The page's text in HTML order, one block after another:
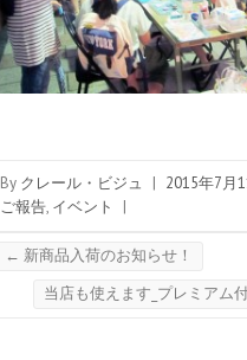
By クレール・ビジュ | 2015年7月
ご報告, イベント |
← 新商品入荷のお知らせ！
当店も使えます_プレミアム